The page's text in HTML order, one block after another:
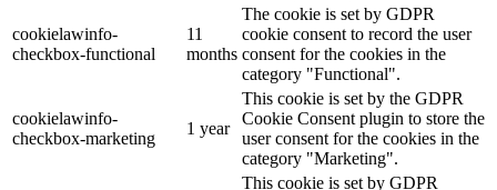
cookielawinfo-
checkbox-functional
11
months
The cookie is set by GDPR
cookie consent to record the user
consent for the cookies in the
category "Functional".
cookielawinfo-
checkbox-marketing
1 year
This cookie is set by the GDPR
Cookie Consent plugin to store the
user consent for the cookies in the
category "Marketing".
This cookie is set by GDPR